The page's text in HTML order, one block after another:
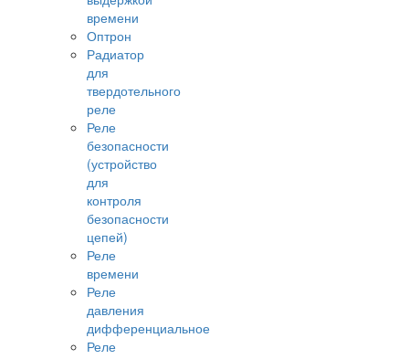
времени
Оптрон
Радиатор
для
твердотельного
реле
Реле
безопасности
(устройство
для
контроля
безопасности
цепей)
Реле
времени
Реле
давления
дифференциальное
Реле